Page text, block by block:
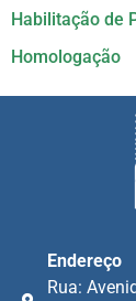
Habilitação de
Homologação
Endereço
Rua: